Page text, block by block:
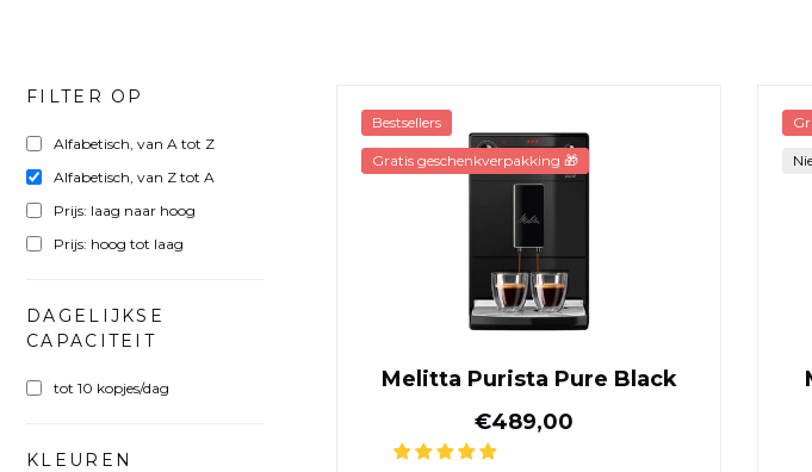
FILTER OP
Alfabetisch, van A tot Z
Alfabetisch, van Z tot A
Prijs: laag naar hoog
Prijs: hoog tot laag
DAGELIJKSE
CAPACITEIT
tot 10 kopjes/dag
KLEUREN
Melitta Purista Pure Black
Normale prijs
€489,00
Bestsellers
Gratis geschenkverpakking 🎁